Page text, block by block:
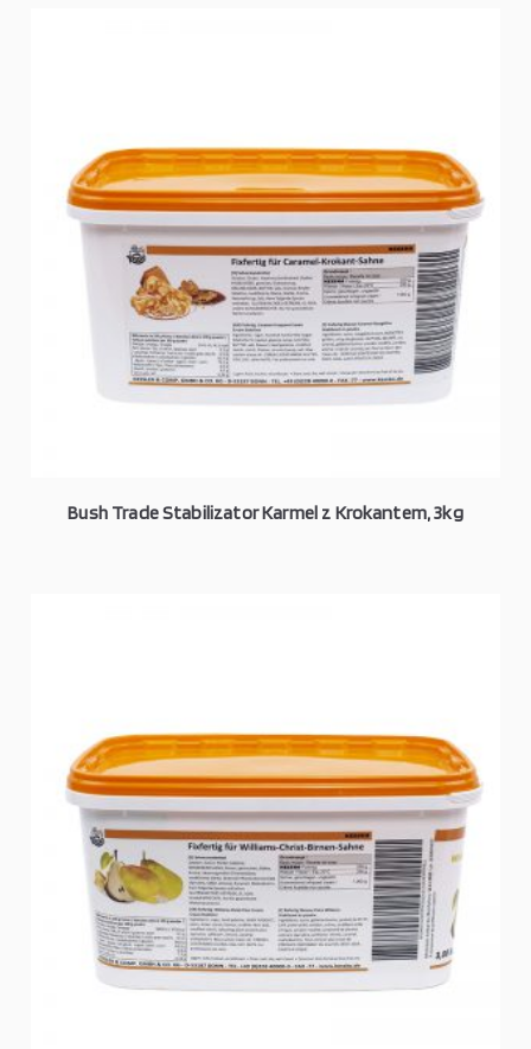
Bush Trade Stabilizator Karmel z Krokantem, 3kg